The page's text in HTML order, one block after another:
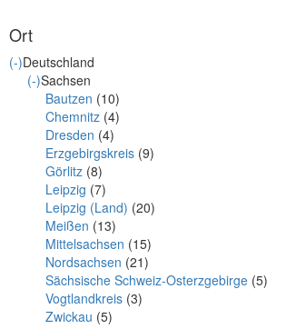
Ort
(-)Deutschland
(-)Sachsen
Bautzen (10)
Chemnitz (4)
Dresden (4)
Erzgebirgskreis (9)
Görlitz (8)
Leipzig (7)
Leipzig (Land) (20)
Meißen (13)
Mittelsachsen (15)
Nordsachsen (21)
Sächsische Schweiz-Osterzgebirge (5)
Vogtlandkreis (3)
Zwickau (5)